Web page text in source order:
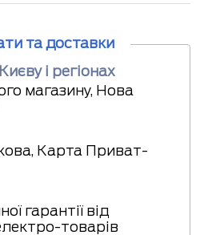
та доставки
і регіонах
магазину, Нова
Карта Приват-
гарантії від
товарів